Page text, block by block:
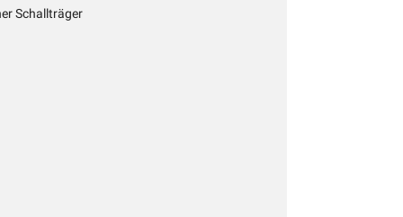
Schallträger